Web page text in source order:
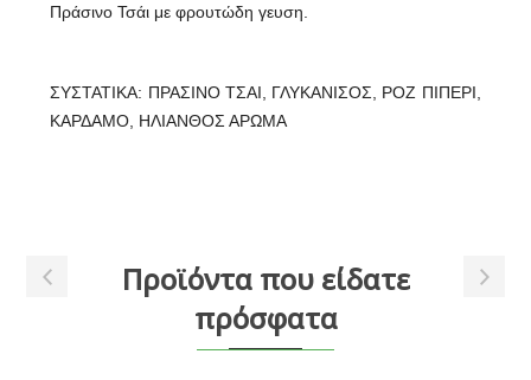
Πράσινο Τσάι με φρουτώδη γευση.
ΣΥΣΤΑΤΙΚΑ: ΠΡΑΣΙΝΟ ΤΣΑΙ, ΓΛΥΚΑΝΙΣΟΣ, ΡΟΖ ΠΙΠΕΡΙ,
ΚΑΡΔΑΜΟ, ΗΛΙΑΝΘΟΣ ΑΡΩΜΑ
Προϊόντα που είδατε
πρόσφατα